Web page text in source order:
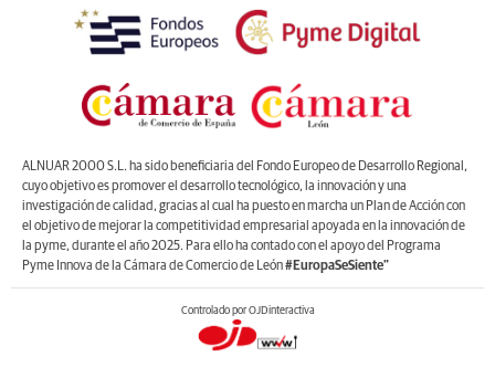
ALNUAR 2000 S.L. ha sido beneficiaria del Fondo Europeo de Desarrollo Regional,
cuyo objetivo es promover el desarrollo tecnológico, la innovación y una
investigación de calidad, gracias al cual ha puesto en marcha un Plan de Acción con
el objetivo de mejorar la competitividad empresarial apoyada en la innovación de
la pyme, durante el año 2025. Para ello ha contado con el apoyo del Programa
Pyme Innova de la Cámara de Comercio de León#EuropaSeSiente”
Controlado por OJDinteractiva